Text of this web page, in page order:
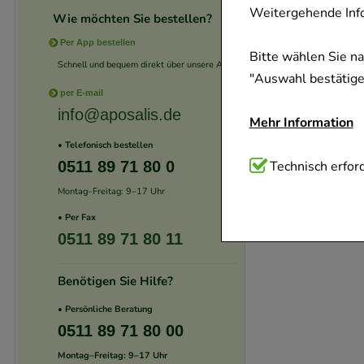
Weitergehende
Bitte wählen Sie
"Auswahl
Mehr Information
Technisch
Website
verzichtet werden
Technisch
Wie möchten Sie bestellen?
Per App bestellen
Schnell und bequem direkt über unsere App.
per E-mail
info@aposalis.de
• Telefonisch bestellen
0511 89 71 80 0
Montag–Freitag: 9–17 Uhr
• Per Fax
0511 89 71 80 11
Benötigen Sie Hilfe?
• Persönliche Beratung
0511 89 71 80 00
Montag–Freitag: 9–17 Uhr